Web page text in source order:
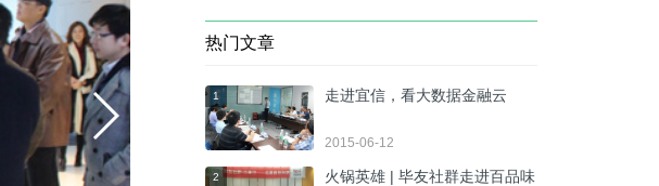
热门文章
1 走进宜信，看大数据金融云
2015-06-12
2
火锅英雄 | 毕友社群走进百品味